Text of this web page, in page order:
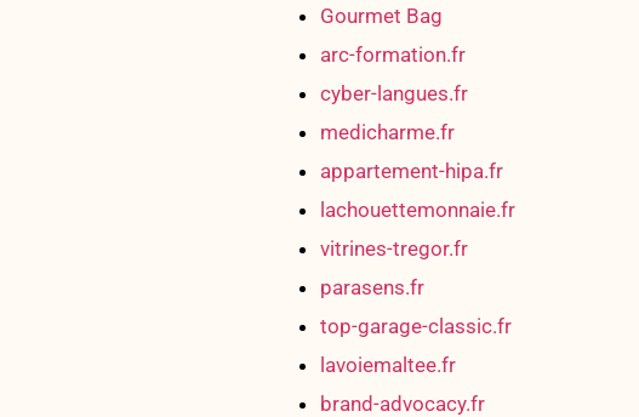
Gourmet Bag
arc-formation.fr
cyber-langues.fr
medicharme.fr
appartement-hipa.fr
lachouettemonnaie.fr
vitrines-tregor.fr
parasens.fr
top-garage-classic.fr
lavoiemaltee.fr
brand-advocacy.fr